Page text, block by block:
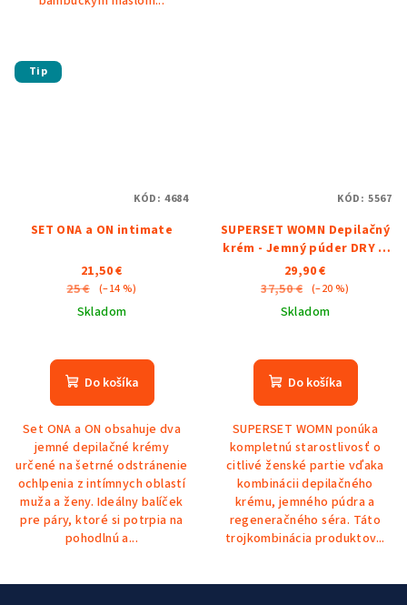
Tip
SET ONA a ON intimate
21,50 €
25 € (–14 %)
Skladom
hodnotenie
produktu
z
5
hviezdičiek.
Do košíka
Set ONA a ON obsahuje dva
jemné depilačné krémy
určené na šetrné odstránenie
ochlpenia z intímnych oblastí
muža a ženy. Ideálny balíček
pre páry, ktoré si potrpia na
pohodlnú a...
KÓD: 4684
SUPERSET WOMN Depilačný
krém - Jemný púder DRY &
FRESH - Sérum proti
zarastajúcim chĺpkom
29,90 €
37,50 € (–20 %)
Skladom
Do košíka
SUPERSET WOMN ponúka
kompletnú starostlivosť o
citlivé ženské partie vďaka
kombinácii depilačného
krému, jemného púdra a
regeneračného séra. Táto
trojkombinácia produktov...
KÓD: 5567